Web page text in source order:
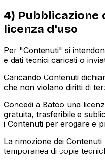
4) Pubblicazione
licenza d'uso
Per "Contenuti" si
e dati tecnici caricati o
Caricando Contenuti
che non violano diritti di
Concedi a Batoo una
gratuita, trasferibile e
i Contenuti per erogare e
La rimozione dei
temporanea di copie